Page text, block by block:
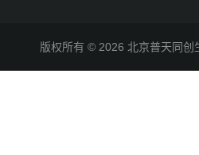
版权所有 © 2026 北京普天同